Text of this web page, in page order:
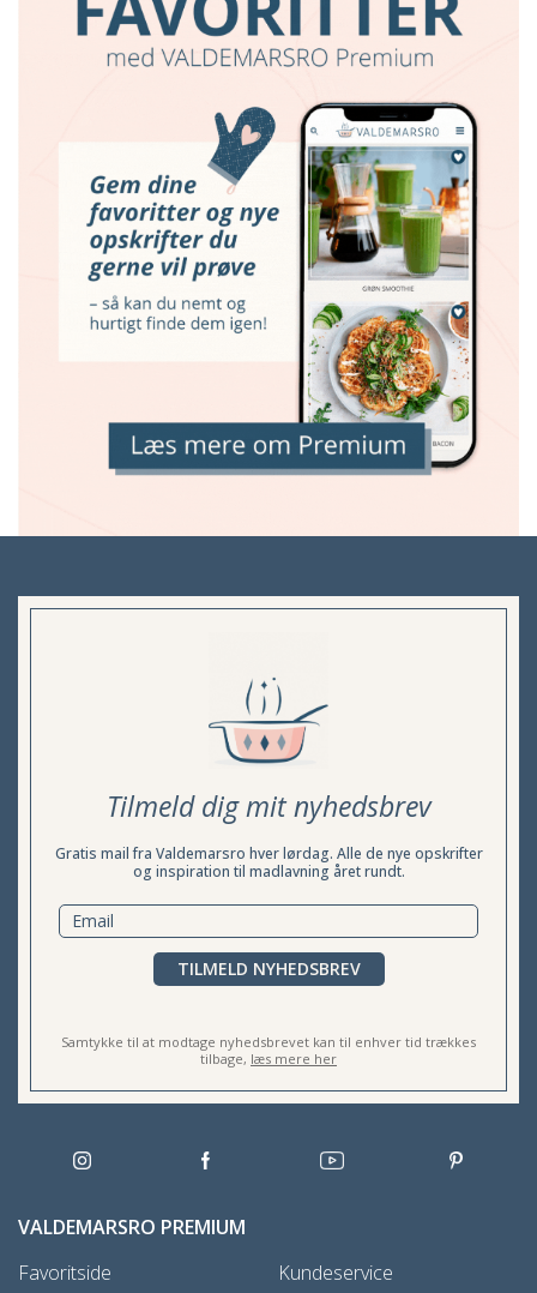
Tilmeld dig mit nyhedsbrev
Gratis mail fra Valdemarsro hver lørdag. Alle de nye opskrifter
og inspiration til madlavning året rundt.
TILMELD NYHEDSBREV
Samtykke til at modtage nyhedsbrevet kan til enhver tid trækkes
tilbage, læs mere her
VALDEMARSRO PREMIUM
Favoritside
Kundeservice